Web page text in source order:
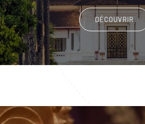
DÉCOUVRIR